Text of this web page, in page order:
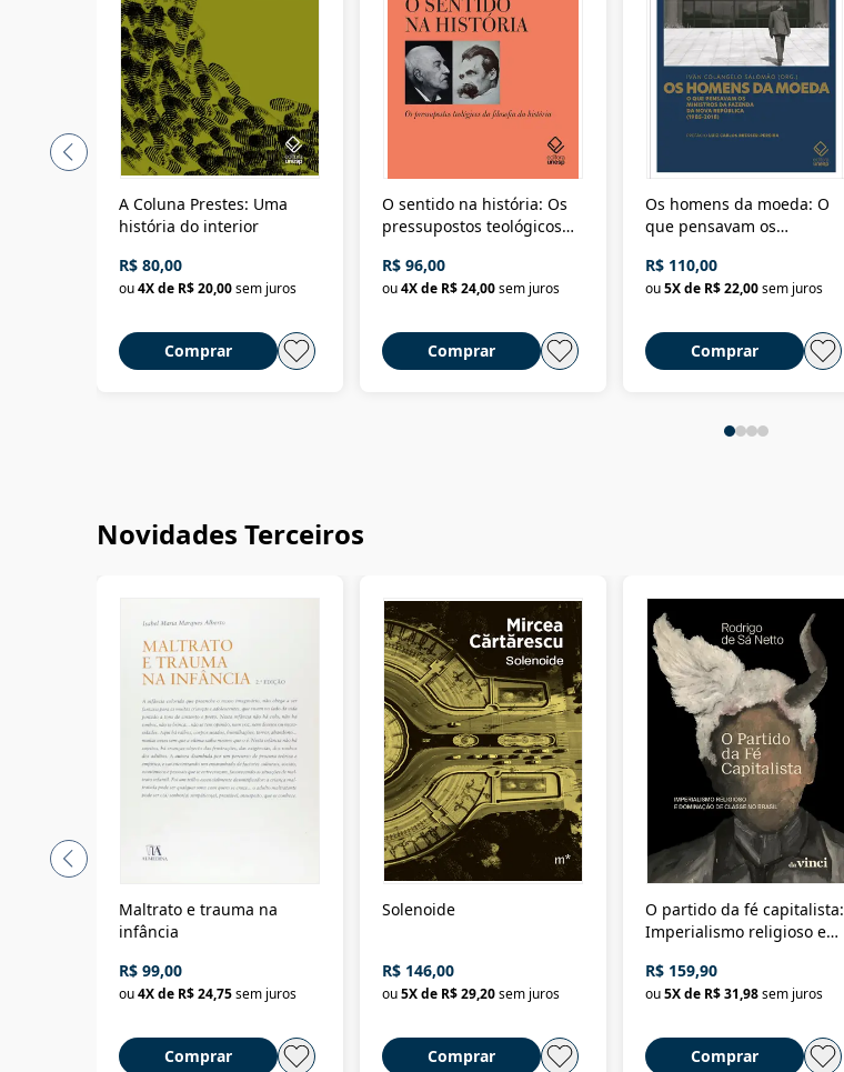
A Coluna Prestes: Uma
história do interior
R$ 80,00
ou4X de R$ 20,00sem juros
Comprar
O sentido na história: Os
pressupostos teológicos
R$ 96,00
ou4X de R$ 24,00sem juros
Comprar
Os homens da moeda: O
que pensavam os
Nova República (1985-
2018)
R$ 110,00
ou5X de R$ 22,00sem juros
Comprar
Novidades Terceiros
Maltrato e trauma na
infância
R$ 99,00
ou4X de R$ 24,75sem juros
Comprar
Solenoide
R$ 146,00
ou5X de R$ 29,20sem juros
Comprar
O partido da fé capitalista:
Imperialismo religioso e
Brasil
R$ 159,90
ou5X de R$ 31,98sem juros
Comprar